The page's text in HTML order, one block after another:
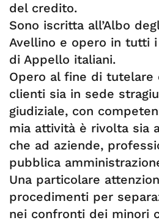
del credito.
Sono iscritta all’Albo
Avellino e opero in tutti
di Appello italiani.
Opero al fine di tutelare
clienti sia in sede
giudiziale, con
mia attività è rivolta sia
che ad aziende,
pubblica
Una particolare
procedimenti per
nei confronti dei minori